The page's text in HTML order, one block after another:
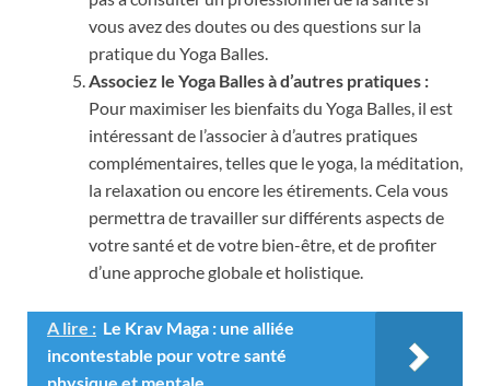
vous avez des doutes ou des questions sur la
pratique du Yoga Balles.
Associez le Yoga Balles à d’autres pratiques :
Pour maximiser les bienfaits du Yoga Balles, il est
intéressant de l’associer à d’autres pratiques
complémentaires, telles que le yoga, la méditation,
la relaxation ou encore les étirements. Cela vous
permettra de travailler sur différents aspects de
votre santé et de votre bien-être, et de profiter
d’une approche globale et holistique.
A lire : Le Krav Maga : une alliée
incontestable pour votre santé
physique et mentale